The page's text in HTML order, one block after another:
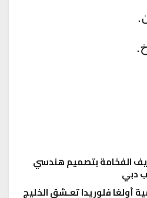
الفخامة بتصميم هندسي
دبي
أولغا فلوريدا تعـشق الخليج